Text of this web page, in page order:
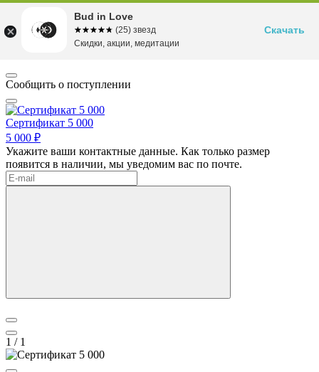
Сообщить о поступлении
Сертификат 5 000
5 000 ₽
Укажите ваши контактные данные. Как только размер
появится в наличии, мы уведомим вас по почте.
1 / 1
Bud in Love
☆☆☆☆☆
★★★★★ (25) звезд
Скидки, акции, медитации
Скачать